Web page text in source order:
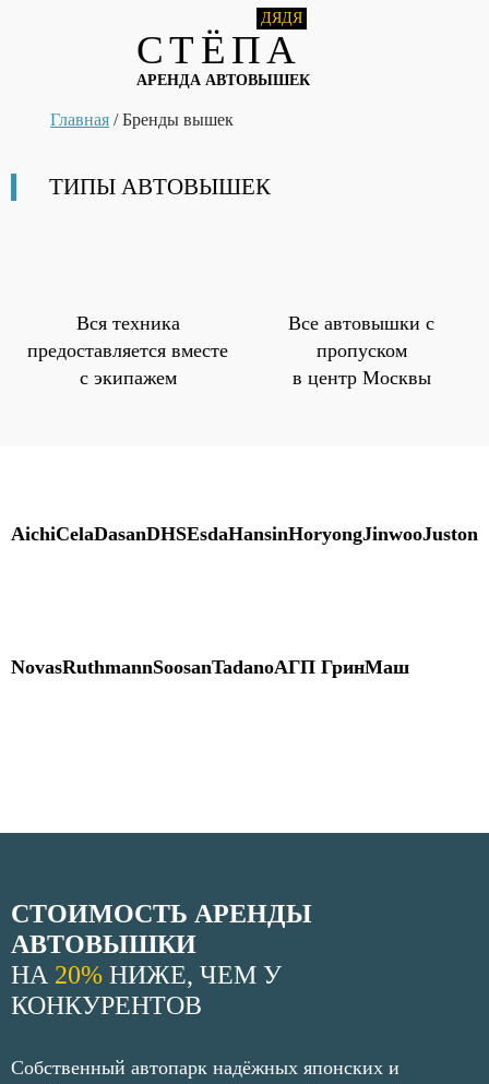
СТЁПА
АРЕНДА АВТОВЫШЕК
ДЯДЯ
Главная /Бренды вышек
ТИПЫ АВТОВЫШЕК
Вся техника
предоставляется вместе
с экипажем
Все автовышки с
пропуском
в центр Москвы
AichiCelaDasanDHSEsdaHansinHoryongJinwooJuston
NovasRuthmannSoosanTadanoАГП ГринМаш
СТОИМОСТЬ АРЕНДЫ
АВТОВЫШКИ
НА 20% НИЖЕ, ЧЕМ У
КОНКУРЕНТОВ
Собственный автопарк надёжных японских и